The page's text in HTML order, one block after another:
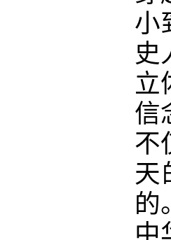
小
史
立
信
不
天
的
中